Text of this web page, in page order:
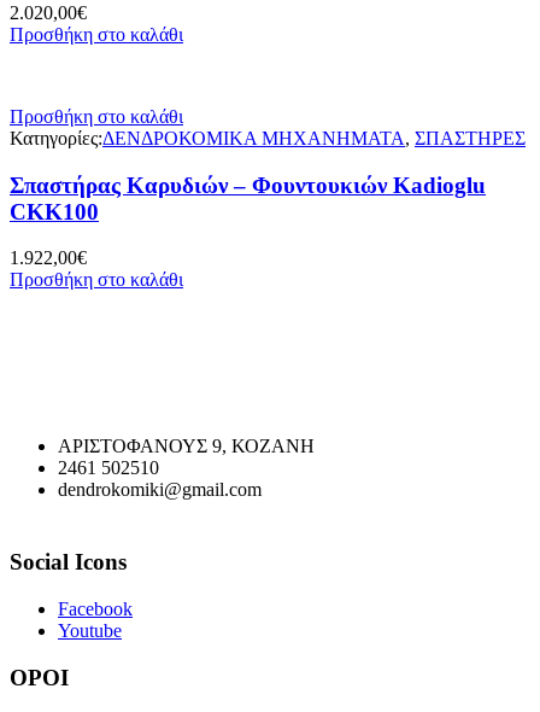
2.020,00€
Προσθήκη στο καλάθι
Προσθήκη στο καλάθι
Κατηγορίες:ΔΕΝΔΡΟΚΟΜΙΚΑ ΜΗΧΑΝΗΜΑΤΑ, ΣΠΑΣΤΗΡΕΣ
Σπαστήρας Καρυδιών – Φουντουκιών Kadioglu
CKK100
1.922,00€
Προσθήκη στο καλάθι
ΑΡΙΣΤΟΦΑΝΟΥΣ 9, ΚΟΖΑΝΗ
2461 502510
dendrokomiki@gmail.com
Social Icons
Facebook
Youtube
ΟΡΟΙ